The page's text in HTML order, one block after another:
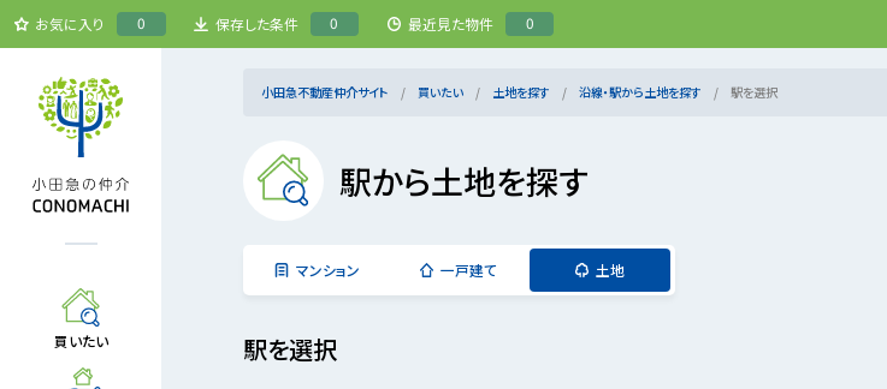
お気に入り 0 保存した条件 0 最近見た物件 0
買いたい
小田急不動産仲介サイト 買いたい 土地を探す 沿線・駅から土地を探す 駅を選択
駅から土地を探す
マンション 一戸建て 土地
駅を選択